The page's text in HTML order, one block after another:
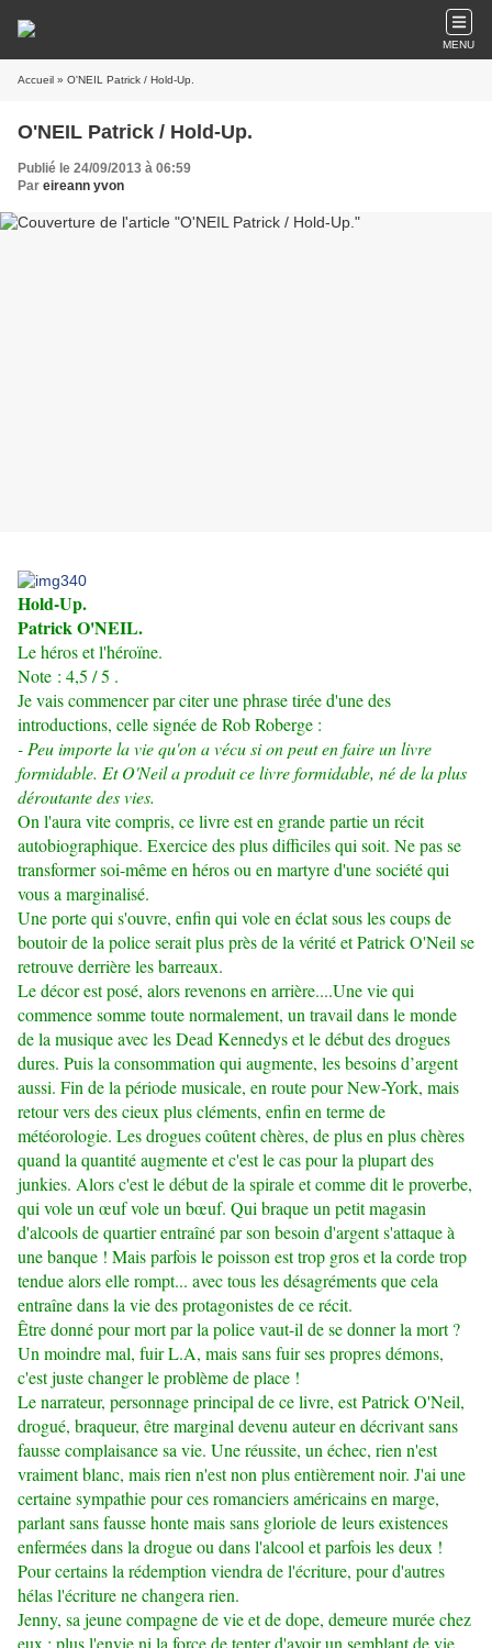
MENU
Accueil » O'NEIL Patrick / Hold-Up.
O'NEIL Patrick / Hold-Up.
Publié le 24/09/2013 à 06:59
Par eireann yvon
Hold-Up.
Patrick O'NEIL.
Le héros et l'héroïne.
Note : 4,5 / 5 .
Je vais commencer par citer une phrase tirée d'une des
introductions, celle signée de Rob Roberge :
- Peu importe la vie qu'on a vécu si on peut en faire un livre
formidable. Et O'Neil a produit ce livre formidable, né de la plus
déroutante des vies.
On l'aura vite compris, ce livre est en grande partie un récit
autobiographique. Exercice des plus difficiles qui soit. Ne pas se
transformer soi-même en héros ou en martyre d'une société qui
vous a marginalisé.
Une porte qui s'ouvre, enfin qui vole en éclat sous les coups de
boutoir de la police serait plus près de la vérité et Patrick O'Neil se
retrouve derrière les barreaux.
Le décor est posé, alors revenons en arrière....Une vie qui
commence somme toute normalement, un travail dans le monde
de la musique avec les Dead Kennedys et le début des drogues
dures. Puis la consommation qui augmente, les besoins d’argent
aussi. Fin de la période musicale, en route pour New-York, mais
retour vers des cieux plus cléments, enfin en terme de
météorologie. Les drogues coûtent chères, de plus en plus chères
quand la quantité augmente et c'est le cas pour la plupart des
junkies. Alors c'est le début de la spirale et comme dit le proverbe,
qui vole un œuf vole un bœuf. Qui braque un petit magasin
d'alcools de quartier entraîné par son besoin d'argent s'attaque à
une banque ! Mais parfois le poisson est trop gros et la corde trop
tendue alors elle rompt... avec tous les désagréments que cela
entraîne dans la vie des protagonistes de ce récit.
Être donné pour mort par la police vaut-il de se donner la mort ?
Un moindre mal, fuir L.A, mais sans fuir ses propres démons,
c'est juste changer le problème de place !
Le narrateur, personnage principal de ce livre, est Patrick O'Neil,
drogué, braqueur, être marginal devenu auteur en décrivant sans
fausse complaisance sa vie. Une réussite, un échec, rien n'est
vraiment blanc, mais rien n'est non plus entièrement noir. J'ai une
certaine sympathie pour ces romanciers américains en marge,
parlant sans fausse honte mais sans gloriole de leurs existences
enfermées dans la drogue ou dans l'alcool et parfois les deux !
Pour certains la rédemption viendra de l'écriture, pour d'autres
hélas l'écriture ne changera rien.
Jenny, sa jeune compagne de vie et de dope, demeure murée chez
eux ; plus l'envie ni la force de tenter d'avoir un semblant de vie,